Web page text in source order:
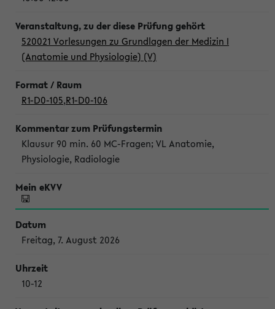
520021 Vorlesungen zu Grundlagen der Medizin I
(Anatomie und Physiologie) (V)
R1-D0-105,R1-D0-106
Klausur 90 min. 60 MC-Fragen; VL Anatomie,
Physiologie, Radiologie
Freitag, 7. August 2026
10-12